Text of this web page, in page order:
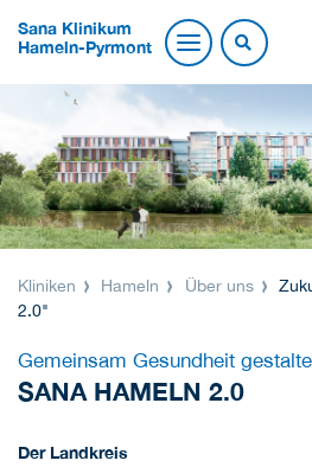
Sana Klinikum
Hameln-Pyrmont
Kliniken Hameln Über uns
2.0"
Gemeinsam Gesundheit
SANA HAMELN 2.0
Der Landkreis